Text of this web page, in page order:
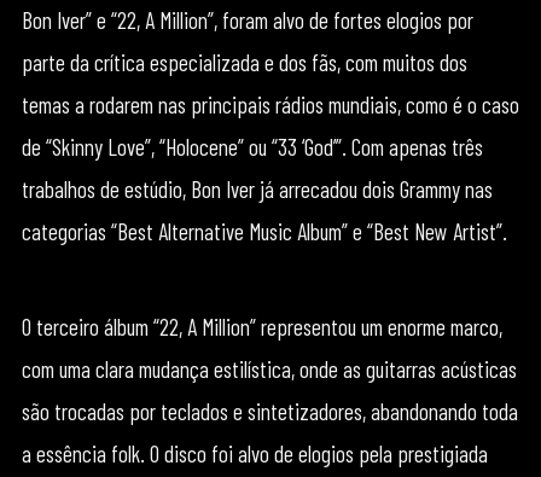
Bon Iver” e “22, A Million”, foram alvo de fortes elogios por
parte da crítica especializada e dos fãs, com muitos dos
temas a rodarem nas principais rádios mundiais, como é o caso
de “Skinny Love”, “Holocene” ou “33 ‘God’”. Com apenas três
trabalhos de estúdio, Bon Iver já arrecadou dois Grammy nas
categorias “Best Alternative Music Album” e “Best New Artist”.
O terceiro álbum “22, A Million” representou um enorme marco,
com uma clara mudança estilística, onde as guitarras acústicas
são trocadas por teclados e sintetizadores, abandonando toda
a essência folk. O disco foi alvo de elogios pela prestigiada